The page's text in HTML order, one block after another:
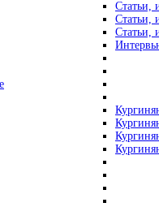
Статьи,
Статьи,
Статьи,